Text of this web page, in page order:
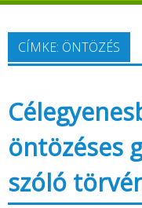
Megújuló és
Minden, ami
CÍMKE: ÖNTÖZÉS
öntözéses
szóló